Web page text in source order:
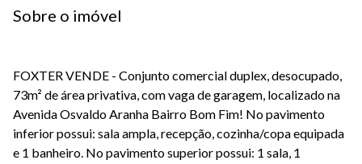
Sobre o imóvel
FOXTER VENDE - Conjunto comercial duplex, desocupado,
73m² de área privativa, com vaga de garagem, localizado na
Avenida Osvaldo Aranha Bairro Bom Fim! No pavimento
inferior possui: sala ampla, recepção, cozinha/copa equipada
e 1 banheiro. No pavimento superior possui: 1 sala, 1